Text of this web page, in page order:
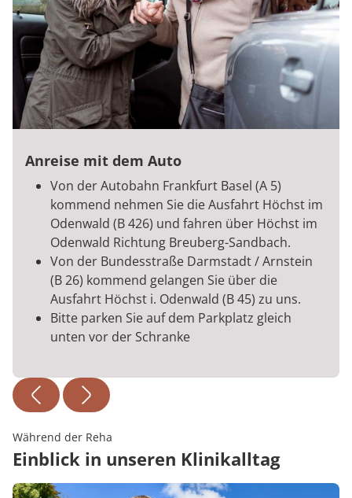
Anreise mit dem Auto
Von der Autobahn Frankfurt Basel (A 5)
kommend nehmen Sie die Ausfahrt Höchst im
Odenwald (B 426) und fahren über Höchst im
Odenwald Richtung Breuberg-Sandbach.
Von der Bundesstraße Darmstadt / Arnstein
(B 26) kommend gelangen Sie über die
Ausfahrt Höchst i. Odenwald (B 45) zu uns.
Bitte parken Sie auf dem Parkplatz gleich
unten vor der Schranke
Während der Reha
Einblick in unseren Klinikalltag